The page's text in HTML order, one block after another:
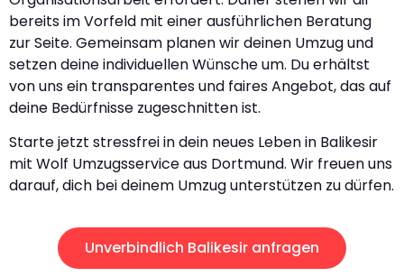
bereits im Vorfeld mit einer ausführlichen Beratung
zur Seite. Gemeinsam planen wir deinen Umzug und
setzen deine individuellen Wünsche um. Du erhältst
von uns ein transparentes und faires Angebot, das auf
deine Bedürfnisse zugeschnitten ist.
Starte jetzt stressfrei in dein neues Leben in Balikesir
mit Wolf Umzugsservice aus Dortmund. Wir freuen uns
darauf, dich bei deinem Umzug unterstützen zu dürfen.
Unverbindlich Balikesir anfragen